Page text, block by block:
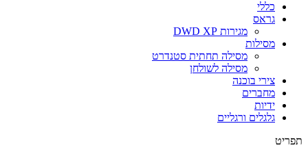
כללי
גראס
מגירות DWD XP
מסילות
מסילה תחתית סטנדרט
מסילה לשולחן
צירי בוכנה
מחברים
ידיות
גלגלים ורגליים
תפריט